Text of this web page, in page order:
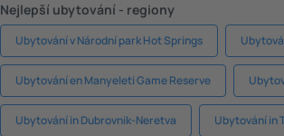
Nejlepší ubytování - regiony
Ubytování v Národní park Hot Springs
Ubytování en Manyeleti Game Reserve
Ubytování in Dubrovnik-Neretva Ubytování in